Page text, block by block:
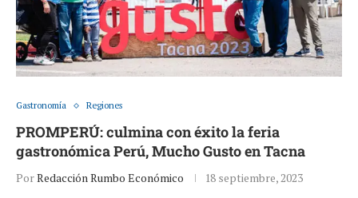
Gastronomía Regiones
PROMPERÚ: culmina con éxito la feria
gastronómica Perú, Mucho Gusto en Tacna
PorRedacción Rumbo Económico 18 septiembre, 2023